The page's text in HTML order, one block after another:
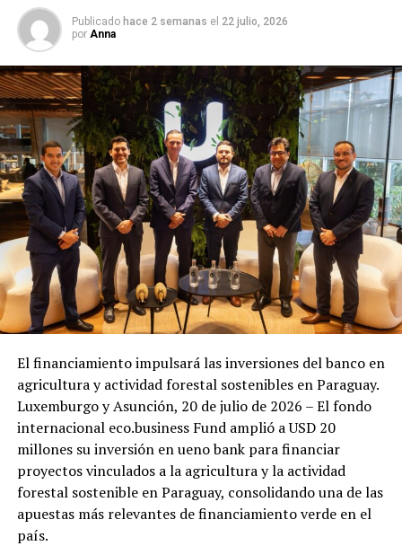
Publicado hace 2 semanas el 22 julio, 2026
por Anna
El financiamiento impulsará las inversiones del banco en
agricultura y actividad forestal sostenibles en Paraguay.
Luxemburgo y Asunción, 20 de julio de 2026 – El fondo
internacional eco.business Fund amplió a USD 20
millones su inversión en ueno bank para financiar
proyectos vinculados a la agricultura y la actividad
forestal sostenible en Paraguay, consolidando una de las
apuestas más relevantes de financiamiento verde en el
país.